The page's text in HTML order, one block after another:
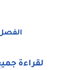
لقراءة